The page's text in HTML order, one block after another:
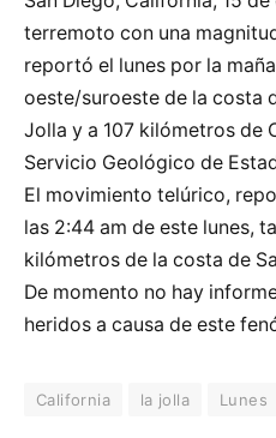
terremoto con una
reportó el lunes por la
oeste/suroeste de la costa
Jolla y a 107 kilómetros de
Servicio Geológico de
El movimiento telúrico,
las 2:44 am de este lunes,
kilómetros de la costa de
De momento no hay
heridos a causa de este
California la jolla Lunes